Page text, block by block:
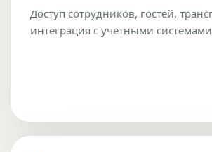
Доступ сотрудников, гостей,
интеграция с учетными